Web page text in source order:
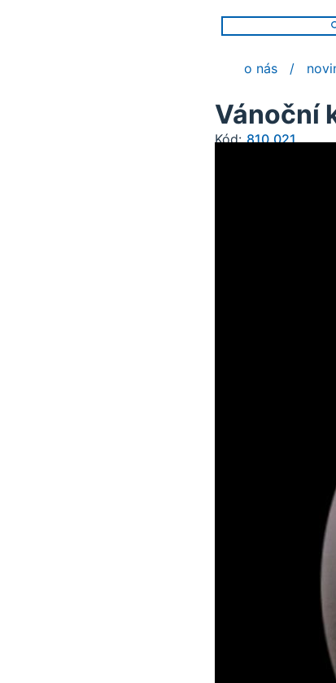
o nás
Vánoční
Kód:810.021